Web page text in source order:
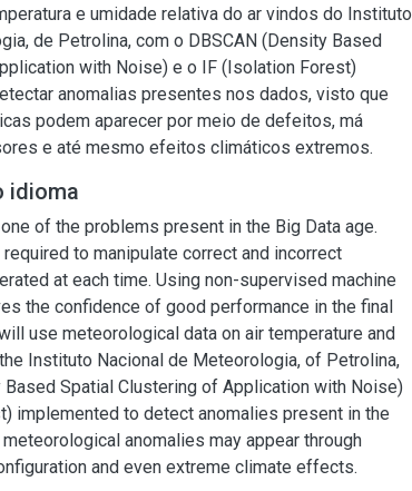
e umidade relativa do ar vindos do Instituto
de Petrolina, com o DBSCAN (Density Based
with Noise) e o IF (Isolation Forest)
anomalias presentes nos dados, visto que
podem aparecer por meio de defeitos, má
e até mesmo efeitos climáticos extremos.
idioma
of the problems present in the Big Data age.
to manipulate correct and incorrect
at each time. Using non-supervised machine
the confidence of good performance in the final
use meteorological data on air temperature and
Instituto Nacional de Meteorologia, of Petrolina,
Based Spatial Clustering of Application with Noise)
implemented to detect anomalies present in the
anomalies may appear through
and even extreme climate effects.